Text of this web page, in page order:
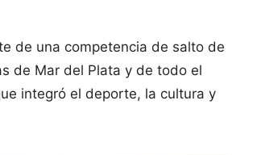
de una competencia de salto de
de Mar del Plata y de todo el
integró el deporte, la cultura y